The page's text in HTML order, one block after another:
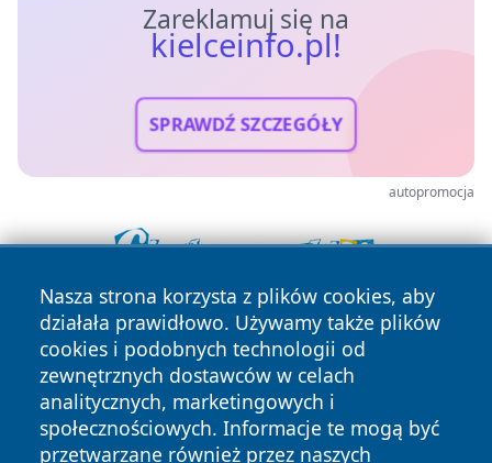
Zareklamuj się na
kielceinfo.pl!
SPRAWDŹ SZCZEGÓŁY
autopromocja
Nasza strona korzysta z plików cookies, aby
działała prawidłowo. Używamy także plików
cookies i podobnych technologii od
zewnętrznych dostawców w celach
analitycznych, marketingowych i
społecznościowych. Informacje te mogą być
przetwarzane również przez naszych
Copyright © 2026 kielceinfo.pl Wszystkie prawa zastrzeżone.